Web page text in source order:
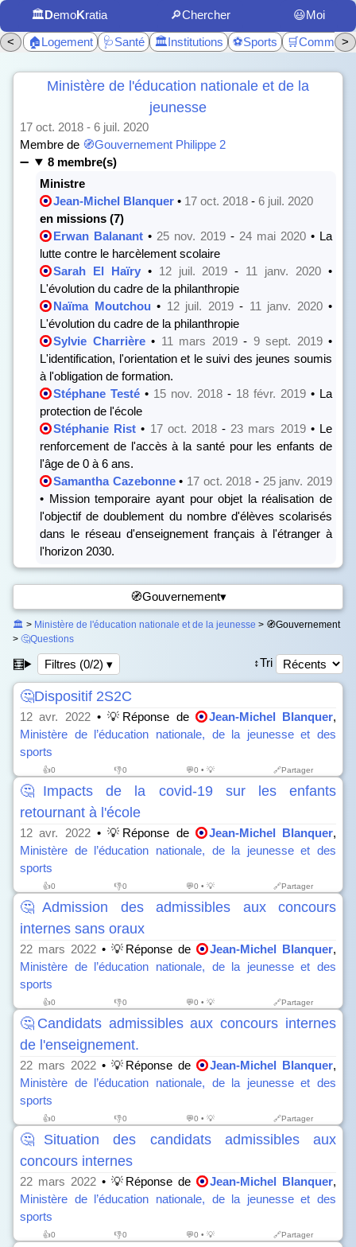
🏛️DemoKratia 🔎Chercher
😃Moi
<
🏠Logement 🩺Santé 🏛️Institutions ⚽Sports >
Ministère de l'éducation nationale et de la
jeunesse
17 oct. 2018 - 6 juil. 2020
Membre de 🧭Gouvernement Philippe 2
8 membre(s)
Ministre
Jean-Michel Blanquer • 17 oct. 2018 - 6 juil. 2020
en missions (7)
Erwan Balanant • 25 nov. 2019 - 24 mai 2020 • La
lutte contre le harcèlement scolaire
Sarah El Haïry• 12 juil. 2019 - 11 janv. 2020 •
L'évolution du cadre de la philanthropie
Naïma Moutchou • 12 juil. 2019- 11 janv. 2020•
L'évolution du cadre de la philanthropie
Sylvie Charrière• 11 mars 2019- 9 sept. 2019•
L'identification, l'orientation et le suivi des jeunes soumis
à l'obligation de formation.
Stéphane Testé • 15 nov. 2018 - 18 févr. 2019 • La
protection de l'école
Stéphanie Rist • 17 oct. 2018- 23 mars 2019• Le
renforcement de l'accès à la santé pour les enfants de
l'âge de 0 à 6 ans.
Samantha Cazebonne• 17 oct. 2018 - 25 janv. 2019
• Mission temporaire ayant pour objet la réalisation de
l'objectif de doublement du nombre d'élèves scolarisés
dans le réseau d'enseignement français à l'étranger à
l'horizon 2030.
🧭Gouvernement▾
🏛️ > Ministère de l'éducation nationale et de la jeunesse > 🧭Gouvernement
> 🤔Questions
🧮 Filtres (0/2) ▾ ↕️Tri
🤔Dispositif 2S2C
12 avr. 2022• 💡Réponse de Jean-Michel Blanquer,
Ministère de l’éducation nationale, de la jeunesse et des
sports
👍0 👎0 💬0 • 💡 🔗Partager
🤔Impacts de la covid-19 sur les enfants
retournant à l'école
12 avr. 2022• 💡Réponse de Jean-Michel Blanquer,
Ministère de l’éducation nationale, de la jeunesse et des
sports
👍0 👎0 💬0 • 💡 🔗Partager
🤔Admission des admissibles aux concours
internes sans oraux
22 mars 2022 • 💡Réponse de Jean-Michel Blanquer,
Ministère de l’éducation nationale, de la jeunesse et des
sports
👍0 👎0 💬0 • 💡 🔗Partager
🤔Candidats admissibles aux concours internes
de l'enseignement.
22 mars 2022 • 💡Réponse de Jean-Michel Blanquer,
Ministère de l’éducation nationale, de la jeunesse et des
sports
👍0 👎0 💬0 • 💡 🔗Partager
🤔Situation des candidats admissibles aux
concours internes
22 mars 2022 • 💡Réponse de Jean-Michel Blanquer,
Ministère de l’éducation nationale, de la jeunesse et des
sports
👍0 👎0 💬0 • 💡 🔗Partager